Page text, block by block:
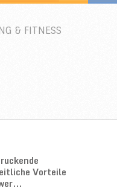
& FITNESS
Vorteile